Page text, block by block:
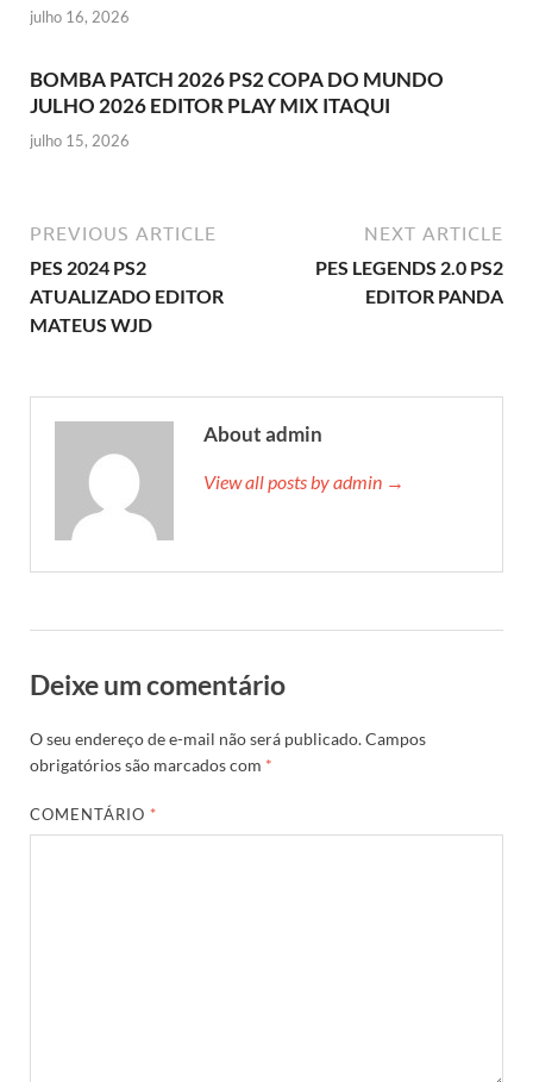
julho 16, 2026
BOMBA PATCH 2026 PS2 COPA DO MUNDO
JULHO 2026 EDITOR PLAY MIX ITAQUI
julho 15, 2026
PREVIOUS ARTICLE
PES 2024 PS2
ATUALIZADO EDITOR
MATEUS WJD
NEXT ARTICLE
PES LEGENDS 2.0 PS2
EDITOR PANDA
About admin
View all posts by admin →
Deixe um comentário
O seu endereço de e-mail não será publicado.Campos
obrigatórios são marcados com *
COMENTÁRIO *